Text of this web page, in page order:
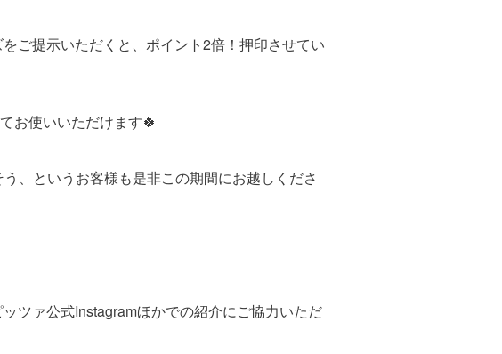
ご提示いただくと、ポイント2倍！押印させてい
お使いいただけます🍀
、というお客様も是非この期間にお越しくださ
ツァ公式Instagramほかでの紹介にご協力いただ